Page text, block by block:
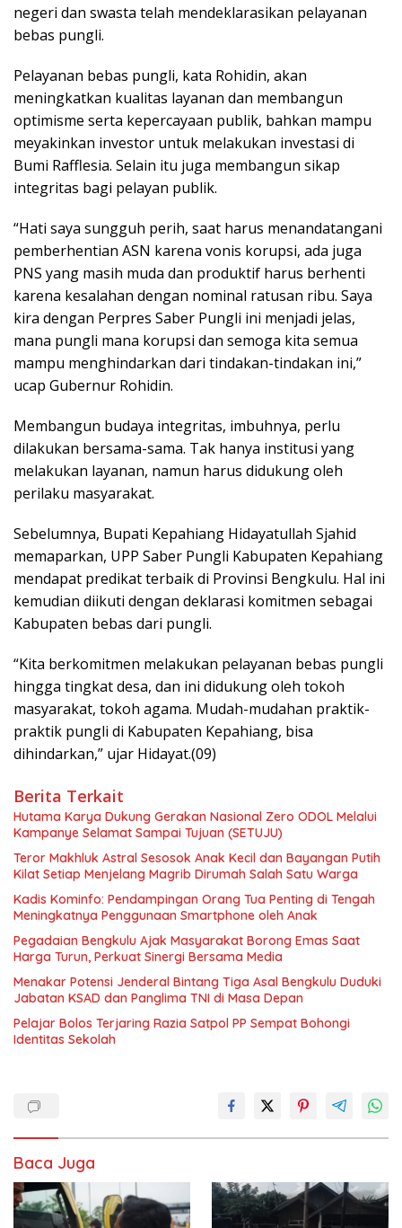
negeri dan swasta telah mendeklarasikan pelayanan
bebas pungli.
Pelayanan bebas pungli, kata Rohidin, akan
meningkatkan kualitas layanan dan membangun
optimisme serta kepercayaan publik, bahkan mampu
meyakinkan investor untuk melakukan investasi di
Bumi Rafflesia. Selain itu juga membangun sikap
integritas bagi pelayan publik.
“Hati saya sungguh perih, saat harus menandatangani
pemberhentian ASN karena vonis korupsi, ada juga
PNS yang masih muda dan produktif harus berhenti
karena kesalahan dengan nominal ratusan ribu. Saya
kira dengan Perpres Saber Pungli ini menjadi jelas,
mana pungli mana korupsi dan semoga kita semua
mampu menghindarkan dari tindakan-tindakan ini,”
ucap Gubernur Rohidin.
Membangun budaya integritas, imbuhnya, perlu
dilakukan bersama-sama. Tak hanya institusi yang
melakukan layanan, namun harus didukung oleh
perilaku masyarakat.
Sebelumnya, Bupati Kepahiang Hidayatullah Sjahid
memaparkan, UPP Saber Pungli Kabupaten Kepahiang
mendapat predikat terbaik di Provinsi Bengkulu. Hal ini
kemudian diikuti dengan deklarasi komitmen sebagai
Kabupaten bebas dari pungli.
“Kita berkomitmen melakukan pelayanan bebas pungli
hingga tingkat desa, dan ini didukung oleh tokoh
masyarakat, tokoh agama. Mudah-mudahan praktik-
praktik pungli di Kabupaten Kepahiang, bisa
dihindarkan,” ujar Hidayat.(09)
Berita Terkait
Hutama Karya Dukung Gerakan Nasional Zero ODOL Melalui
Kampanye Selamat Sampai Tujuan (SETUJU)
Teror Makhluk Astral Sesosok Anak Kecil dan Bayangan Putih
Kilat Setiap Menjelang Magrib Dirumah Salah Satu Warga
Kadis Kominfo: Pendampingan Orang Tua Penting di Tengah
Meningkatnya Penggunaan Smartphone oleh Anak
Pegadaian Bengkulu Ajak Masyarakat Borong Emas Saat
Harga Turun, Perkuat Sinergi Bersama Media
Menakar Potensi Jenderal Bintang Tiga Asal Bengkulu Duduki
Jabatan KSAD dan Panglima TNI di Masa Depan
Pelajar Bolos Terjaring Razia Satpol PP Sempat Bohongi
Identitas Sekolah
Baca Juga